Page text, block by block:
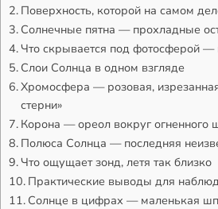
Поверхность, которой на самом
Солнечные пятна — прохладные
Что скрывается под фотосферой —
Слои Солнца в одном взгляде
Хромосфера — розовая,
стерни»
Корона — ореол вокруг огненного
Полюса Солнца — последняя
Что ощущает зонд, летя так близко
Практические выводы для
Солнце в цифрах — маленькая